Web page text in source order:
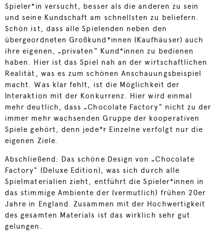
Spieler*in versucht, besser als die anderen zu sein
und seine Kundschaft am schnellsten zu beliefern.
Schön ist, dass alle Spielenden neben den
übergeordneten Großkund*innen (Kaufhäuser) auch
ihre eigenen, „privaten“ Kund*innen zu bedienen
haben. Hier ist das Spiel nah an der wirtschaftlichen
Realität, was es zum schönen Anschauungsbeispiel
macht. Was klar fehlt, ist die Möglichkeit der
Interaktion mit der Konkurrenz. Hier wird einmal
mehr deutlich, dass „Chocolate Factory“ nicht zu der
immer mehr wachsenden Gruppe der kooperativen
Spiele gehört, denn jede*r Einzelne verfolgt nur die
eigenen Ziele.
Abschließend: Das schöne Design von „Chocolate
Factory“ (Deluxe Edition), was sich durch alle
Spielmaterialien zieht, entführt die Spieler*innen in
das stimmige Ambiente der (vermutlich) frühen 20er
Jahre in England. Zusammen mit der Hochwertigkeit
des gesamten Materials ist das wirklich sehr gut
gelungen.